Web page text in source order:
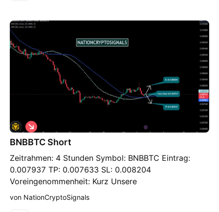
Austausch rechnen. Wir sind für einen Short-Trade.
BNBBTC Short
Zeitrahmen: 4 Stunden Symbol: BNBBTC Eintrag:
0.007937 TP: 0.007633 SL: 0.008204
Voreingenommenheit: Kurz Unsere
Voreingenommenheit ist für dieses Paar kurz. Wir
sind derzeit nicht davon überzeugt, dass die Tür für
S
h
o
t
von NationCryptoSignals